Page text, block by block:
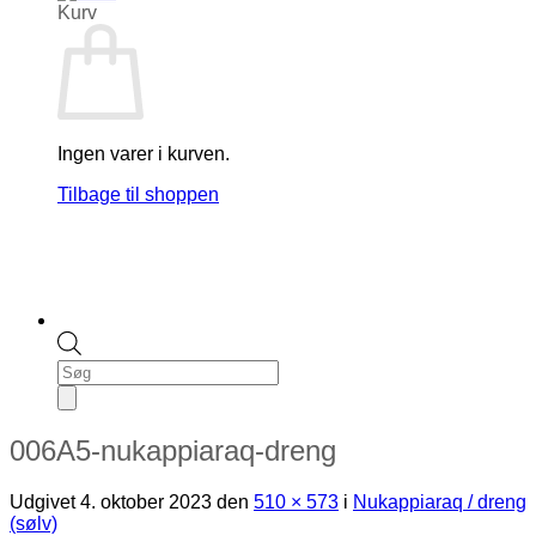
Kurv
Ingen varer i kurven.
Tilbage til shoppen
Products
search
006A5-nukappiaraq-dreng
Udgivet4. oktober 2023 den 510 × 573 i Nukappiaraq / dreng
(sølv)